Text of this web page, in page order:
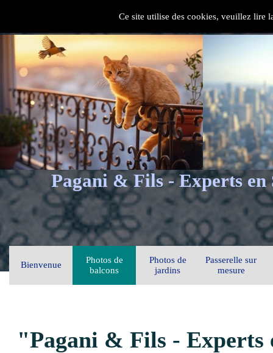
Ce site utilise des cookies, veuillez lire
Pagani & Fils - Experts en
Bienvenue
Photos de
balcons
Photos de
jardins
Passerelle sur
mesure
"Pagani & Fils - Experts